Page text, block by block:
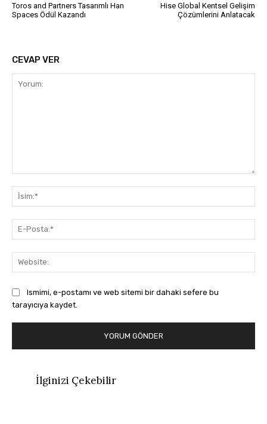
Toros and Partners Tasarımlı Han
Spaces Ödül Kazandı
Hise Global Kentsel Gelişim
Çözümlerini Anlatacak
CEVAP VER
Ismimi, e-postamı ve web sitemi bir dahaki sefere bu
tarayıcıya kaydet.
İlginizi Çekebilir